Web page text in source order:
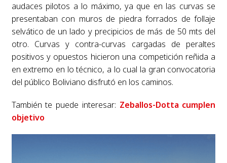
audaces pilotos a lo máximo, ya que en las curvas se
presentaban con muros de piedra forrados de follaje
selvático de un lado y precipicios de más de 50 mts del
otro. Curvas y contra-curvas cargadas de peraltes
positivos y opuestos hicieron una competición reñida a
en extremo en lo técnico, a lo cual la gran convocatoria
del público Boliviano disfrutó en los caminos.
También te puede interesar: Zeballos-Dotta cumplen
objetivo